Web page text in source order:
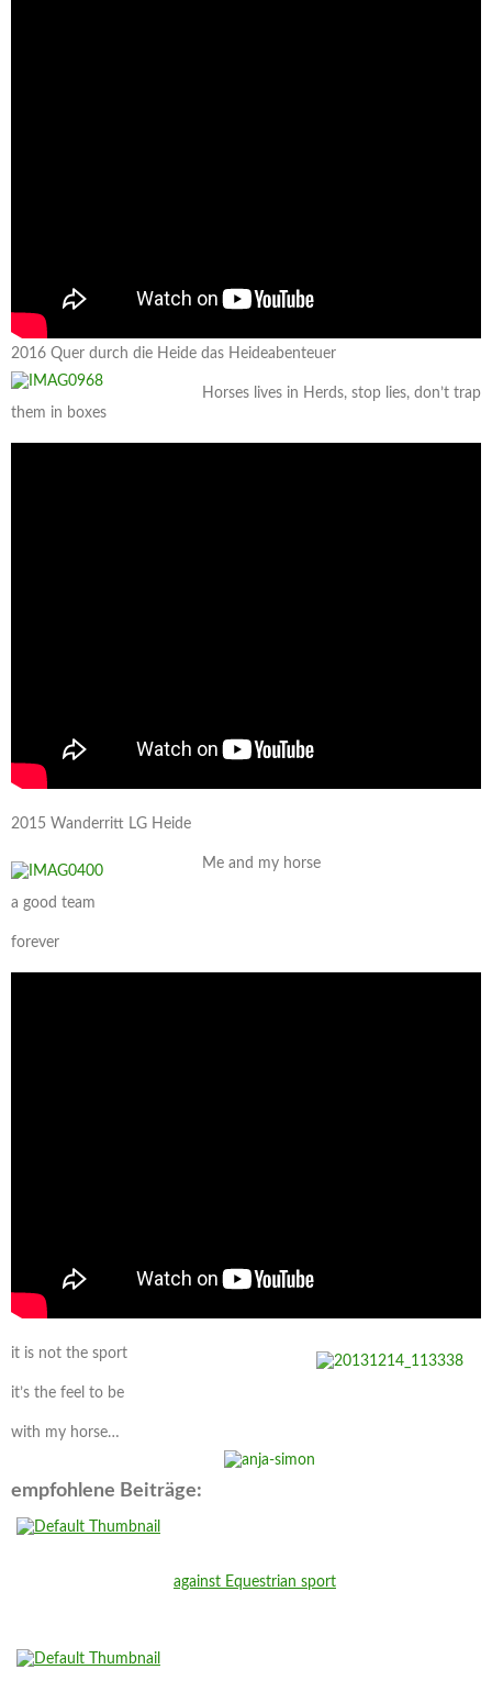
2016 Quer durch die Heide das Heideabenteuer
Horses lives in Herds, stop lies, don’t trap
them in boxes
2015 Wanderritt LG Heide
Me and my horse
a good team
forever
it is not the sport
it’s the feel to be
with my horse…
empfohlene Beiträge:
against Equestrian sport